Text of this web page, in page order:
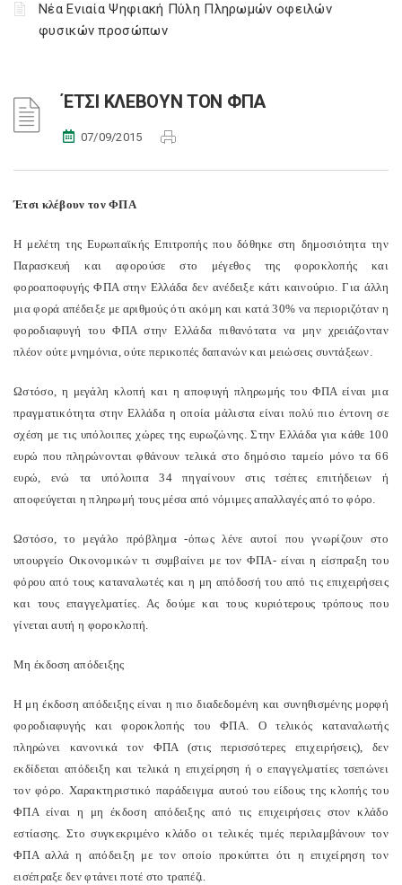
Νέα Ενιαία Ψηφιακή Πύλη Πληρωμών οφειλών
φυσικών προσώπων
ΈΤΣΙ ΚΛΕΒΟΥΝ ΤΟΝ ΦΠΑ
07/09/2015
Έτσι κλέβουν τον ΦΠΑ
Η μελέτη της Ευρωπαϊκής Επιτροπής που δόθηκε στη δημοσιότητα την
Παρασκευή και αφορούσε στο μέγεθος της φοροκλοπής και
φοροαποφυγής ΦΠΑ στην Ελλάδα δεν ανέδειξε κάτι καινούριο. Για άλλη
μια φορά απέδειξε με αριθμούς ότι ακόμη και κατά 30% να περιοριζόταν η
φοροδιαφυγή του ΦΠΑ στην Ελλάδα πιθανότατα να μην χρειάζονταν
πλέον ούτε μνημόνια, ούτε περικοπές δαπανών και μειώσεις συντάξεων.
Ωστόσο, η μεγάλη κλοπή και η αποφυγή πληρωμής του ΦΠΑ είναι μια
πραγματικότητα στην Ελλάδα η οποία μάλιστα είναι πολύ πιο έντονη σε
σχέση με τις υπόλοιπες χώρες της ευρωζώνης. Στην Ελλάδα για κάθε 100
ευρώ που πληρώνονται φθάνουν τελικά στο δημόσιο ταμείο μόνο τα 66
ευρώ, ενώ τα υπόλοιπα 34 πηγαίνουν στις τσέπες επιτήδειων ή
αποφεύγεται η πληρωμή τους μέσα από νόμιμες απαλλαγές από το φόρο.
Ωστόσο, το μεγάλο πρόβλημα -όπως λένε αυτοί που γνωρίζουν στο
υπουργείο Οικονομικών τι συμβαίνει με τον ΦΠΑ- είναι η είσπραξη του
φόρου από τους καταναλωτές και η μη απόδοσή του από τις επιχειρήσεις
και τους επαγγελματίες. Ας δούμε και τους κυριότερους τρόπους που
γίνεται αυτή η φοροκλοπή.
Μη έκδοση απόδειξης
Η μη έκδοση απόδειξης είναι η πιο διαδεδομένη και συνηθισμένης μορφή
φοροδιαφυγής και φοροκλοπής του ΦΠΑ. Ο τελικός καταναλωτής
πληρώνει κανονικά τον ΦΠΑ (στις περισσότερες επιχειρήσεις), δεν
εκδίδεται απόδειξη και τελικά η επιχείρηση ή ο επαγγελματίες τσεπώνει
τον φόρο. Χαρακτηριστικό παράδειγμα αυτού του είδους της κλοπής του
ΦΠΑ είναι η μη έκδοση απόδειξης από τις επιχειρήσεις στον κλάδο
εστίασης. Στο συγκεκριμένο κλάδο οι τελικές τιμές περιλαμβάνουν τον
ΦΠΑ αλλά η απόδειξη με τον οποίο προκύπτει ότι η επιχείρηση τον
εισέπραξε δεν φτάνει ποτέ στο τραπέζι.